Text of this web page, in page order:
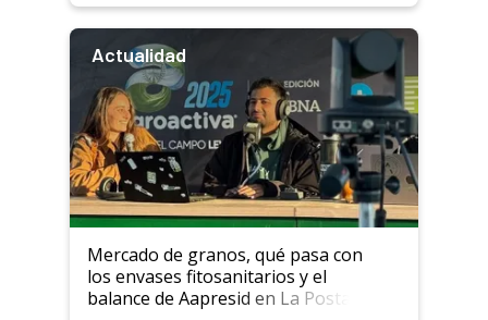
Actualidad
Mercado de granos, qué pasa con
los envases fitosanitarios y el
balance de Aapresid en La Posta